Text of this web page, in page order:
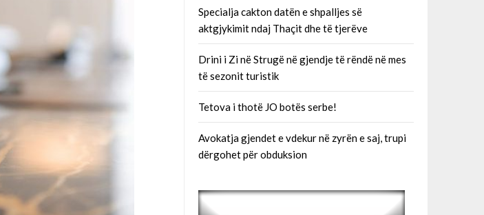
Specialja cakton datën e shpalljes së
aktgjykimit ndaj Thaçit dhe të tjerëve
Drini i Zi në Strugë në gjendje të rëndë në mes
të sezonit turistik
Tetova i thotë JO botës serbe!
Avokatja gjendet e vdekur në zyrën e saj, trupi
dërgohet për obduksion